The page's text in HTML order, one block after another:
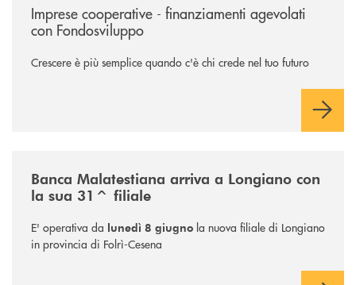
Imprese cooperative - finanziamenti agevolati
con Fondosviluppo
Crescere è più semplice quando c'è chi crede nel tuo futuro
Banca Malatestiana arriva a Longiano con
la sua 31^ filiale
E' operativa da lunedì 8 giugno la nuova filiale di Longiano
in provincia di Folrì-Cesena